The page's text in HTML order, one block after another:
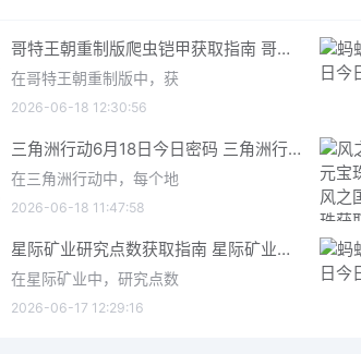
哥特王朝重制版爬虫铠甲获取指南 哥特王朝重制版爬虫铠甲获取方法
在哥特王朝重制版中，获
2026-06-18 12:30:56
三角洲行动6月18日今日密码 三角洲行动2026年6月18今日摩斯密码分享
在三角洲行动中，每个地
2026-06-18 11:47:58
星际矿业研究点数获取指南 星际矿业研究点数获取方法
在星际矿业中，研究点数
2026-06-17 12:29:16